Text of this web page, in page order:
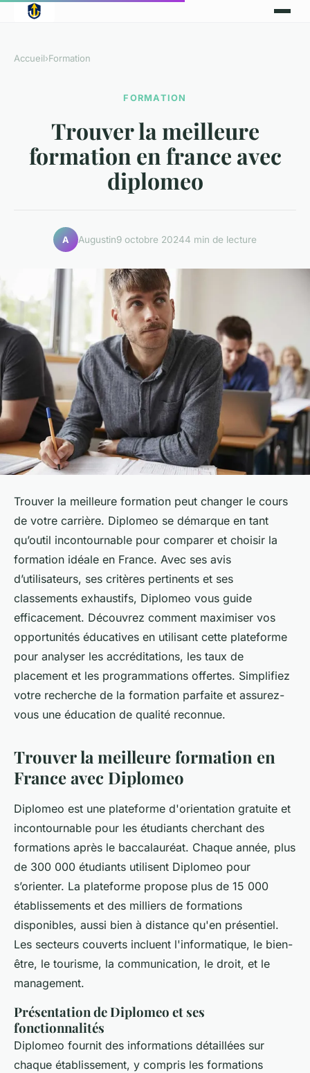
Accueil›Formation
FORMATION
Trouver la meilleure
formation en france avec
diplomeo
A Augustin9 octobre 20244 min de lecture
Trouver la meilleure formation peut changer le cours
de votre carrière. Diplomeo se démarque en tant
qu’outil incontournable pour comparer et choisir la
formation idéale en France. Avec ses avis
d’utilisateurs, ses critères pertinents et ses
classements exhaustifs, Diplomeo vous guide
efficacement. Découvrez comment maximiser vos
opportunités éducatives en utilisant cette plateforme
pour analyser les accréditations, les taux de
placement et les programmations offertes. Simplifiez
votre recherche de la formation parfaite et assurez-
vous une éducation de qualité reconnue.
Trouver la meilleure formation en
France avec Diplomeo
Diplomeo est une plateforme d'orientation gratuite et
incontournable pour les étudiants cherchant des
formations après le baccalauréat. Chaque année, plus
de 300 000 étudiants utilisent Diplomeo pour
s’orienter. La plateforme propose plus de 15 000
établissements et des milliers de formations
disponibles, aussi bien à distance qu'en présentiel.
Les secteurs couverts incluent l'informatique, le bien-
être, le tourisme, la communication, le droit, et le
management.
Présentation de Diplomeo et ses
fonctionnalités
Diplomeo fournit des informations détaillées sur
chaque établissement, y compris les formations